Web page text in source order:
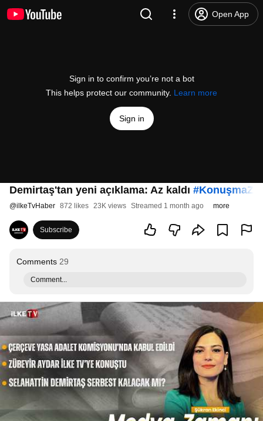
Open App
Sign in to confirm you’re not a bot
This helps protect our community. Learn more
Sign in
Demirtaş'tan yeni açıklama: Az kaldı
@ilkeTvHaber 872 likes 23K views Streamed 1 month ago more
Subscribe
Comments 29
Comment...